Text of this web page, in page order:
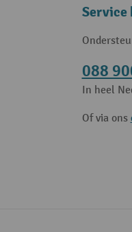
Service
088
In heel
Of via ons